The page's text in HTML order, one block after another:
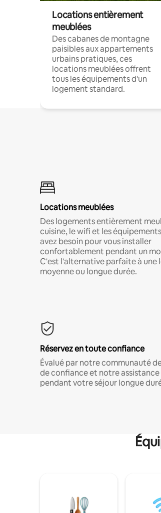
Locations entièrement
meublées
Des cabanes de montagne
paisibles aux appartements
urbains pratiques, ces
locations meublées offrent
tous les équipements d'un
logement standard.
Locations meublées
Des logements entièrement
cuisine, le wifi et les
avez besoin pour vous installer
confortablement pendant un
C'est l'alternative parfaite à une
moyenne ou longue durée.
Réservez en toute confiance
Évalué par notre communauté
de confiance et notre
pendant votre séjour longue